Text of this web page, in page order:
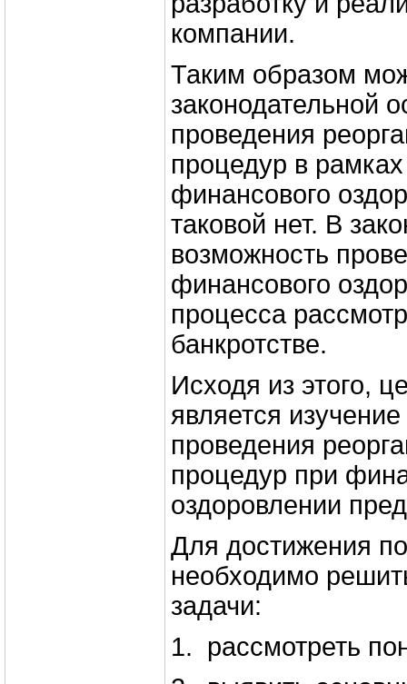
компании.
Таким образом
законодательной
проведения
процедур в
финансового
таковой нет. В
возможность
финансового
процесса
банкротстве.
Исходя из этого,
является
проведения
процедур при
оздоровлении
Для достижения
необходимо
задачи:
1. рассмотреть